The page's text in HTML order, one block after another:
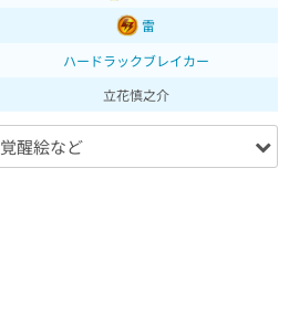
雷
ハードラックブレイカー
立花慎之介
覚醒絵など